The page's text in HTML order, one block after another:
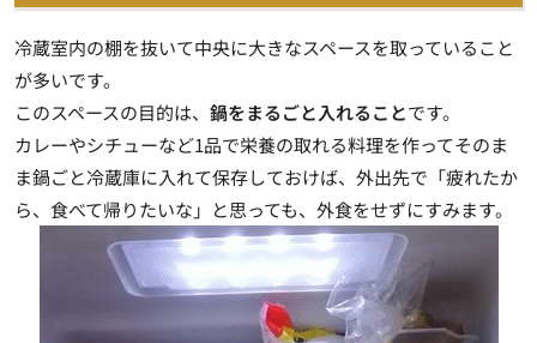
冷蔵室内の棚を抜いて中央に大きなスペースを取っていること
が多いです。
このスペースの目的は、 鍋をまるごと入れることです。
カレーやシチューなど1品で栄養の取れる料理を作ってそのま
ま鍋ごと冷蔵庫に入れて保存しておけば、外出先で「疲れたか
ら、食べて帰りたいな」と思っても、 外食をせずにすみます。